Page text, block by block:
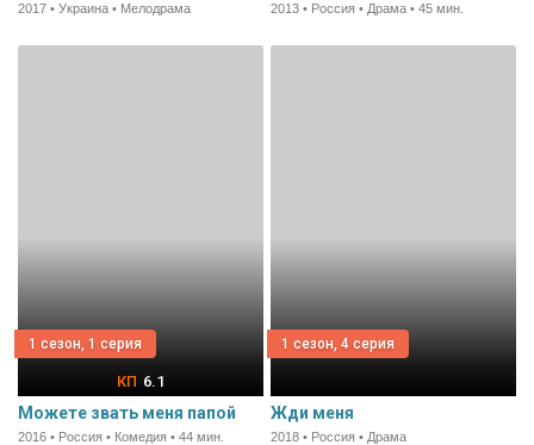
2017 • Украина • Мелодрама 2013 • Россия • Драма • 45 мин.
1 сезон, 1 серия
6.1
Можете звать меня папой
2016 • Россия • Комедия • 44 мин.
1 сезон, 4 серия
Жди меня
2018 • Россия • Драма